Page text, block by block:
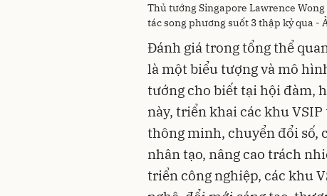
Thủ tướng Singapore Lawrence
tác song phương suốt 3 thập kỷ qua -
Đánh giá trong tổng thể
là một biểu tượng và mô
tướng cho biết tại hội đàm,
này, triển khai các khu
thông minh, chuyển đổi số,
nhân tạo, nâng cao trách
triển công nghiệp, các khu